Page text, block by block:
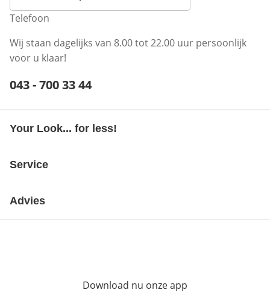
Telefoon
Wij staan dagelijks van 8.00 tot 22.00 uur persoonlijk
voor u klaar!
Telefoonnummer:
043 - 700 33 44
Your Look... for less!
Service
Advies
Download nu onze app